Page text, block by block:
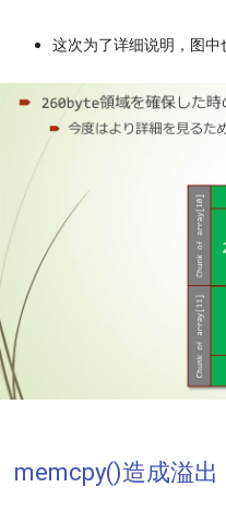
这次为了详细说明，图
memcpy()造成溢出